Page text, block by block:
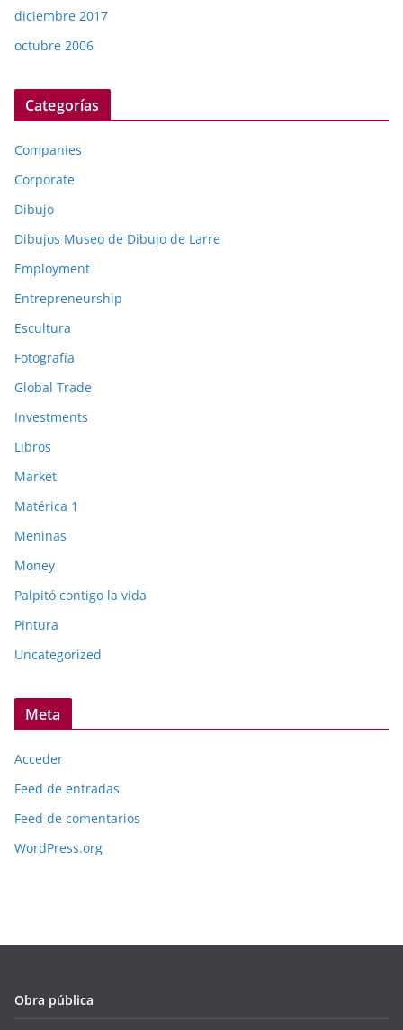
diciembre 2017
octubre 2006
Categorías
Companies
Corporate
Dibujo
Dibujos Museo de Dibujo de Larre
Employment
Entrepreneurship
Escultura
Fotografía
Global Trade
Investments
Libros
Market
Matérica 1
Meninas
Money
Palpitó contigo la vida
Pintura
Uncategorized
Meta
Acceder
Feed de entradas
Feed de comentarios
WordPress.org
Obra pública